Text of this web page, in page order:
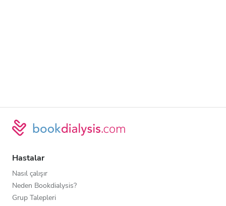
Hastalar
Nasıl çalışır
Neden Bookdialysis?
Grup Talepleri